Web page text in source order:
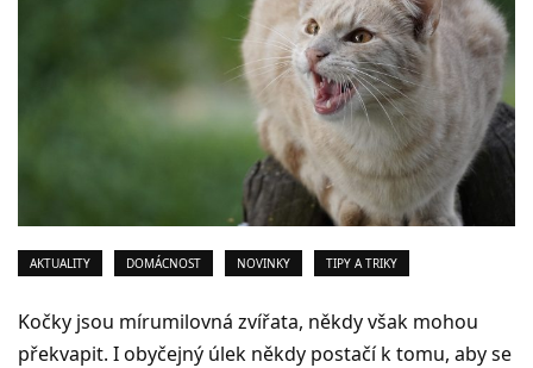
AKTUALITY DOMÁCNOST NOVINKY TIPY A TRIKY
Kočky jsou mírumilovná zvířata, někdy však mohou
překvapit. I obyčejný úlek někdy postačí k tomu, aby se